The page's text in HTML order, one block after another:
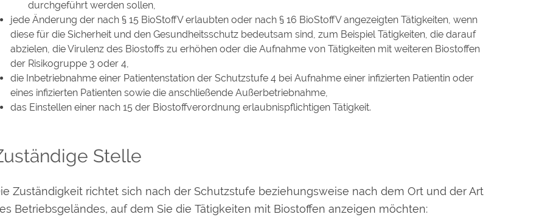
durchgeführt werden sollen,
jede Änderung der nach § 15 BioStoffV erlaubten oder nach § 16 BioStoffV angezeigten Tätigkeiten, wenn
diese für die Sicherheit und den Gesundheitsschutz bedeutsam sind, zum Beispiel Tätigkeiten, die darauf
abzielen, die Virulenz des Biostoffs zu erhöhen oder die Aufnahme von Tätigkeiten mit weiteren Biostoffen
der Risikogruppe 3 oder 4,
die Inbetriebnahme einer Patientenstation der Schutzstufe 4 bei Aufnahme einer infizierten Patientin oder
eines infizierten Patienten sowie die anschließende Außerbetriebnahme,
das Einstellen einer nach 15 der Biostoffverordnung erlaubnispflichtigen Tätigkeit.
Stelle
Zuständigkeit richtet sich nach der Schutzstufe beziehungsweise nach dem Ort und der Art
Betriebsgeländes, auf dem Sie die Tätigkeiten mit Biostoffen anzeigen möchten: